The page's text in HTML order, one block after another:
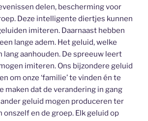
delen, bescherming voor
Deze intelligente diertjes kunnen
imiteren. Daarnaast hebben
lange adem. Het geluid, welke
lang aanhouden. De spreeuw leert
imiteren. Ons bijzondere geluid
om onze ‘familie’ te vinden én te
maken dat de verandering in gang
geluid mogen produceren ter
onszelf en de groep. Elk geluid op